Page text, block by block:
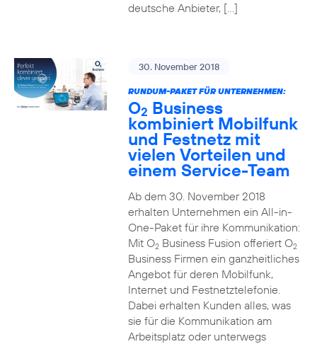
deutsche Anbieter, […]
30. November 2018
RUNDUM-PAKET FÜR UNTERNEHMEN:
O2 Business
kombiniert Mobilfunk
und Festnetz mit
vielen Vorteilen und
einem Service-Team
Ab dem 30. November 2018
erhalten Unternehmen ein All-in-
One-Paket für ihre Kommunikation:
Mit O2Business Fusion offeriert O2
Business Firmen ein ganzheitliches
Angebot für deren Mobilfunk,
Internet und Festnetztelefonie.
Dabei erhalten Kunden alles, was
sie für die Kommunikation am
Arbeitsplatz oder unterwegs